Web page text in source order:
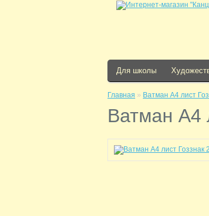
Для школы
Главная » Ватман А4 лист
Ватман А4